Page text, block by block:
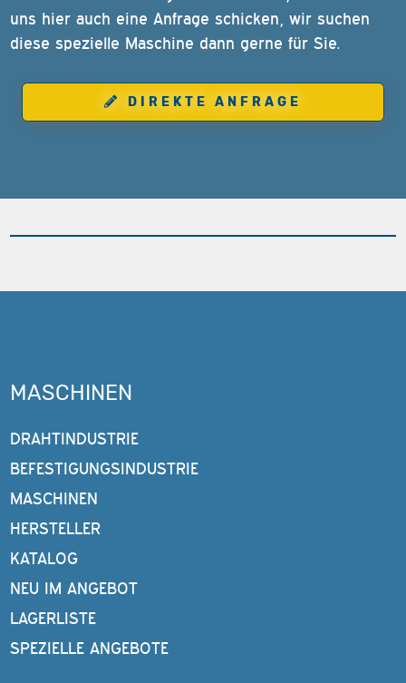
uns hier auch eine Anfrage schicken, wir suchen
diese spezielle Maschine dann gerne für Sie.
DIREKTE ANFRAGE
MASCHINEN
DRAHTINDUSTRIE
BEFESTIGUNGSINDUSTRIE
MASCHINEN
HERSTELLER
KATALOG
NEU IM ANGEBOT
LAGERLISTE
SPEZIELLE ANGEBOTE